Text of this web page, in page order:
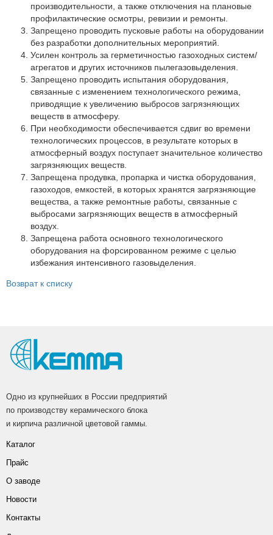
Личный кабинет
Корзина
Избранное
производительности, а также отключения на плановые
профилактические осмотры, ревизии и ремонты.
Запрещено проводить пусковые работы на оборудовании
без разработки дополнительных мероприятий.
Усилен контроль за герметичностью газоходных систем/
агрегатов и других источников пылегазовыделения.
Запрещено проводить испытания оборудования,
связанные с изменением технологического режима,
приводящие к увеличению выбросов загрязняющих
веществ в атмосферу.
При необходимости обеспечивается сдвиг во времени
технологических процессов, в результате которых в
атмосферный воздух поступает значительное количество
загрязняющих веществ.
Запрещена продувка, пропарка и чистка оборудования,
газоходов, емкостей, в которых хранятся загрязняющие
вещества, а также ремонтные работы, связанные с
выбросами загрязняющих веществ в атмосферный
воздух.
Запрещена работа основного технологического
оборудования на форсированном режиме с целью
избежания интенсивного газовыделения.
Возврат к списку
Одно из крупнейших в России предприятий
по производству керамического блока
и кирпича различной цветовой гаммы.
Каталог
Прайс
О заводе
Новости
Контакты